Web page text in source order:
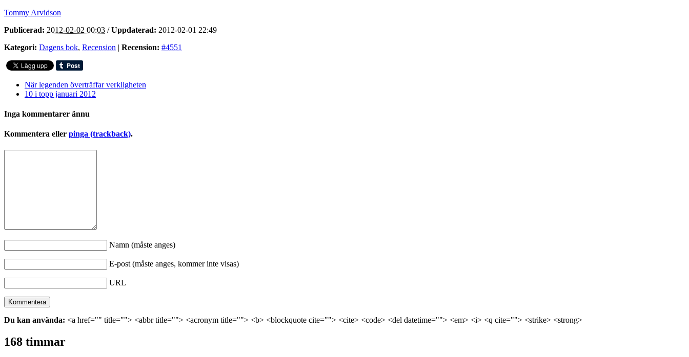
Tommy Arvidson
Publicerad: 2012-02-02 00:03 /Uppdaterad: 2012-02-01 22:49
Kategori: Dagens bok, Recension | Recension: #4551
När legenden överträffar verkligheten
10 i topp januari 2012
Inga kommentarer ännu
Kommentera eller pinga (trackback).
Namn (måste anges)
E-post (måste anges, kommer inte visas)
URL
Du kan använda: <a href="" title=""> <abbr title=""> <acronym title=""> <b> <blockquote cite=""> <cite> <code> <del datetime=""> <em> <i> <q cite=""> <strike> <strong>
168 timmar